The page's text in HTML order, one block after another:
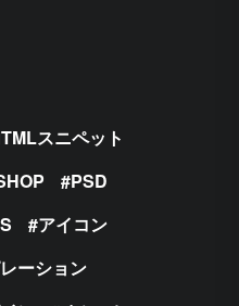
スニペット
PSD
アイコン
ーション